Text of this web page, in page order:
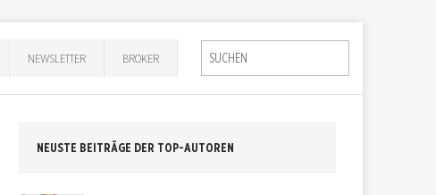
NEWSLETTER BROKER
NEUSTE BEITRÄGE DER TOP-AUTOREN